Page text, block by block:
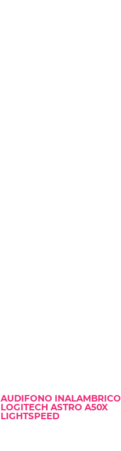
AUDIFONO INALAMBRICO
LOGITECH ASTRO A50X
LIGHTSPEED